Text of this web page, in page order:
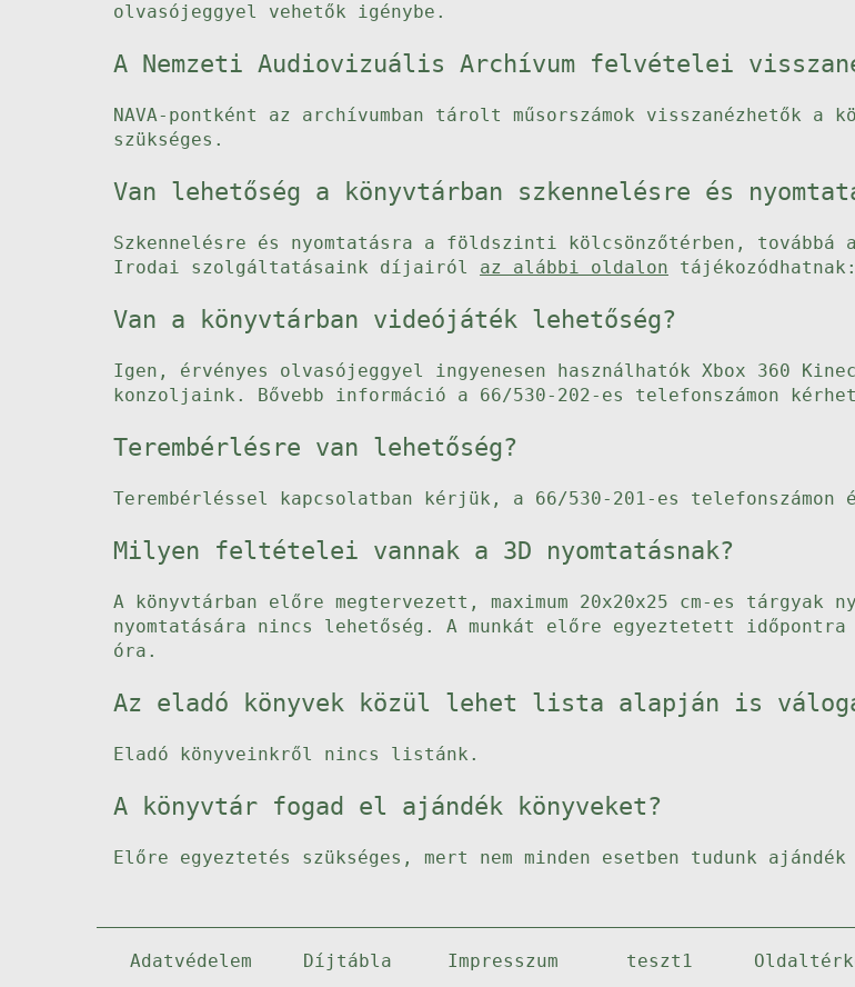
olvasójeggyel vehetők igénybe.
A Nemzeti Audiovizuális Archívum felvételei
NAVA-pontként az archívumban tárolt műsorszámok visszanézhetők a
szükséges.
Van lehetőség a könyvtárban szkennelésre és
Szkennelésre és nyomtatásra a földszinti kölcsönzőtérben, továbbá
Irodai szolgáltatásaink díjairól az alábbi oldalon tájékozódhatnak:
Van a könyvtárban videójáték lehetőség?
Igen, érvényes olvasójeggyel ingyenesen használhatók Xbox 360
konzoljaink. Bővebb információ a 66/530-202-es telefonszámon
Terembérlésre van lehetőség?
Terembérléssel kapcsolatban kérjük, a 66/530-201-es telefonszámon
Milyen feltételei vannak a 3D nyomtatásnak?
A könyvtárban előre megtervezett, maximum 20x20x25 cm-es tárgyak
nyomtatására nincs lehetőség. A munkát előre egyeztetett
óra.
Az eladó könyvek közül lehet lista alapján is
Eladó könyveinkről nincs listánk.
A könyvtár fogad el ajándék könyveket?
Előre egyeztetés szükséges, mert nem minden esetben tudunk
Adatvédelem Díjtábla Impresszum teszt1